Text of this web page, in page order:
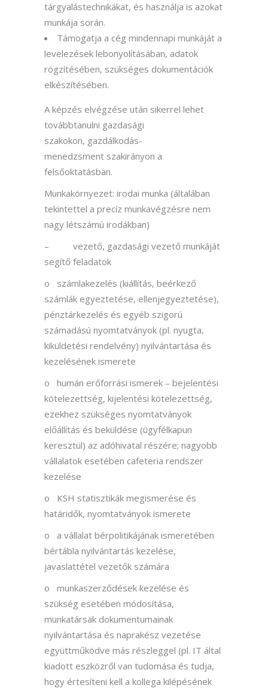
tárgyalástechnikákat, és használja is azokat
munkája során.
Támogatja a cég mindennapi munkáját a
levelezések lebonyolításában, adatok
rögzítésében, szükséges dokumentációk
elkészítésében.
A képzés elvégzése után sikerrel lehet
továbbtanulni gazdasági
szakokon, gazdálkodás-
menedzsment szakirányon a
felsőoktatásban.
Munkakörnyezet: irodai munka (általában
tekintettel a precíz munkavégzésre nem
nagy létszámú irodákban)
– vezető, gazdasági vezető munkáját
segítő feladatok
o számlakezelés (kiállítás, beérkező
számlák egyeztetése, ellenjegyeztetése),
pénztárkezelés és egyéb szigorú
számadású nyomtatványok (pl. nyugta,
kiküldetési rendelvény) nyilvántartása és
kezelésének ismerete
o humán erőforrási ismerek – bejelentési
kötelezettség, kijelentési kötelezettség,
ezekhez szükséges nyomtatványok
előállítás és beküldése (ügyfélkapun
keresztül) az adóhivatal részére; nagyobb
vállalatok esetében cafeteria rendszer
kezelése
o KSH statisztikák megismerése és
határidők, nyomtatványok ismerete
o a vállalat bérpolitikájának ismeretében
bértábla nyilvántartás kezelése,
javaslattétel vezetők számára
o munkaszerződések kezelése és
szükség esetében módosítása,
munkatársak dokumentumainak
nyilvántartása és naprakész vezetése
együttműködve más részleggel (pl. IT által
kiadott eszközről van tudomása és tudja,
hogy értesíteni kell a kollega kilépésének